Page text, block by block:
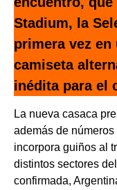
Stadium, la
primera vez en
camiseta
inédita para el
La nueva casaca
además de
incorpora guiños al
distintos sectores
confirmada,